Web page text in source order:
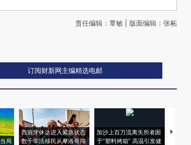
责任编辑：覃敏 | 版面编辑：张柘
订阅财新网主编精选电邮
局
西班牙休达进入紧急状态
数千非法移民从摩洛哥闯
加沙上百万流离失所者困
于“塑料烤箱” 高温引发健
视线｜
术：